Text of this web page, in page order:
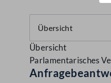
Übersicht
Parlamentarisches